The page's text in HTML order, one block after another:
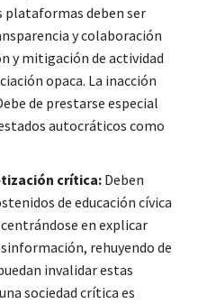
plataformas deben ser
y colaboración
y mitigación de actividad
opaca. La inacción
de prestarse especial
autocráticos como
crítica: Deben
de educación cívica
en explicar
rehuyendo de
invalidar estas
sociedad crítica es